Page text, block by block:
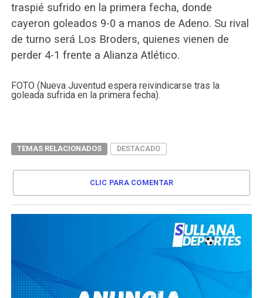
traspié sufrido en la primera fecha, donde
cayeron goleados 9-0 a manos de Adeno. Su rival
de turno será Los Broders, quienes vienen de
perder 4-1 frente a Alianza Atlético.
FOTO (Nueva Juventud espera reivindicarse tras la
goleada sufrida en la primera fecha).
TEMAS RELACIONADOS DESTACADO
CLIC PARA COMENTAR